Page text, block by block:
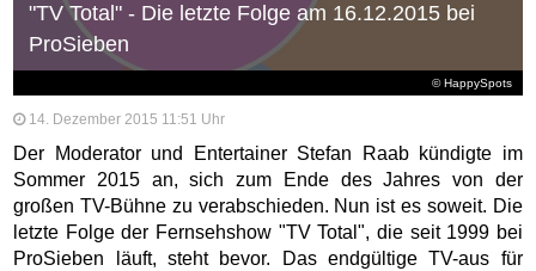
© HappySpots
"TV Total" - Die letzte Folge am 16.12.2015 bei
ProSieben
14. Dezember 2015 11:51 Uhr
Der Moderator und Entertainer Stefan Raab kündigte im
Sommer 2015 an, sich zum Ende des Jahres von der
großen TV-Bühne zu verabschieden. Nun ist es soweit. Die
letzte Folge der Fernsehshow "TV Total", die seit 1999 bei
ProSieben läuft, steht bevor. Das endgültige TV-aus für